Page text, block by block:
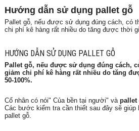
Hướng dẫn sử dụng pallet gỗ
Pallet gỗ, nếu được sử dụng đúng cách, có
chi phí kê hàng rất nhiều do tăng được thời
HƯỚNG DẪN SỬ DỤNG PALLET GỖ
Pallet gỗ, nếu được sử dụng đúng cách,
giảm chi phí kê hàng rất nhiều do tăng
50-100%.
Cổ nhân có nói" Của bền tại người" và pallet
Các bước kiểm tra cần thiết sau đây sẽ giúp
pallet gỗ.